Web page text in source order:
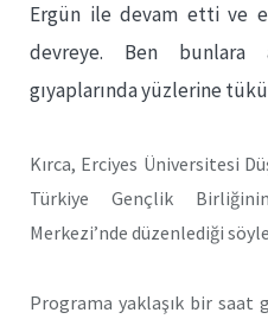
Ergün ile devam etti ve
devreye. Ben bunlara
gıyaplarında yüzlerine
Kırca, Erciyes Üniversitesi
Türkiye Gençlik
Merkezi’nde düzenlediği
Programa yaklaşık bir saat